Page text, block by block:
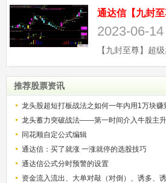
2023-06-14
推荐股票资讯
龙头股超短打板战法之如何一年内用1万块赚
解）
龙头蓄力突破战法——第一时间介入牛股主
的技巧（图解）
同花顺自定公式编辑
通达信：买了就涨 一涨就停的选股技巧
通达信公式分时预警的设置
资金流入流出、大单对敲（对倒）、诱多、